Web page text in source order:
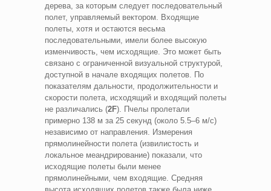
дерева, за которым следует последовательный
полет, управляемый вектором. Входящие
полеты, хотя и остаются весьма
последовательными, имели более высокую
изменчивость, чем исходящие. Это может быть
связано с ограниченной визуальной структурой,
доступной в начале входящих полетов. По
показателям дальности, продолжительности и
скорости полета, исходящий и входящий полеты
не различались (2F). Пчелы пролетали
примерно 138 м за 25 секунд (около 5.5–6 м/с)
независимо от направления. Измерения
прямолинейности полета (извилистость и
локальное меандрирование) показали, что
исходящие полеты были менее
прямолинейными, чем входящие. Средняя